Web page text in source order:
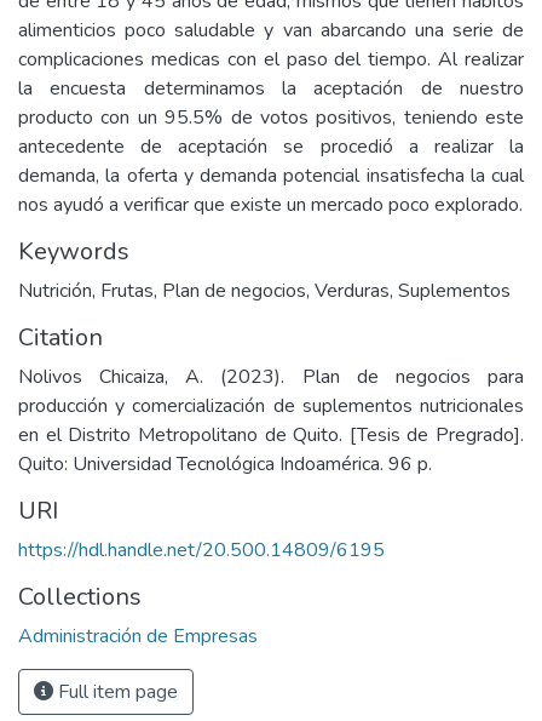
alimenticios poco saludable y van abarcando una serie de
complicaciones medicas con el paso del tiempo. Al realizar
la encuesta determinamos la aceptación de nuestro
producto con un 95.5% de votos positivos, teniendo este
antecedente de aceptación se procedió a realizar la
demanda, la oferta y demanda potencial insatisfecha la cual
nos ayudó a verificar que existe un mercado poco explorado.
Keywords
Nutrición, Frutas, Plan de negocios, Verduras, Suplementos
Citation
Nolivos Chicaiza, A. (2023). Plan de negocios para
producción y comercialización de suplementos nutricionales
en el Distrito Metropolitano de Quito. [Tesis de Pregrado].
Quito: Universidad Tecnológica Indoamérica. 96 p.
URI
https://hdl.handle.net/20.500.14809/6195
Collections
Administración de Empresas
Full item page